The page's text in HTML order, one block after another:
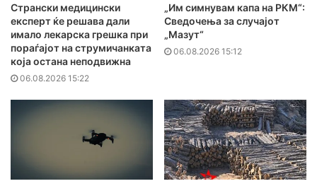
Странски медицински
експерт ќе решава дали
имало лекарска грешка при
пораѓајот на струмичанката
која остана неподвижна
06.08.2026 15:22
„Им симнувам капа на РКМ“:
Сведочења за случајот
„Мазут“
06.08.2026 15:12